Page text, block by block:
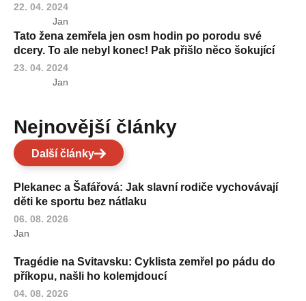
22. 04. 2024
Jan
Tato žena zemřela jen osm hodin po porodu své
dcery. To ale nebyl konec! Pak přišlo něco šokující
23. 04. 2024
Jan
Nejnovější články
Další články
Plekanec a Šafářová: Jak slavní rodiče vychovávají
děti ke sportu bez nátlaku
06. 08. 2026
Jan
Tragédie na Svitavsku: Cyklista zemřel po pádu do
příkopu, našli ho kolemjdoucí
04. 08. 2026